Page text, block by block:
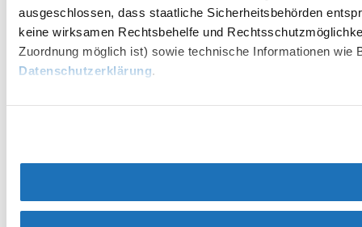
ausgeschlossen, dass staatliche Sicherheitsbehörden
keine wirksamen Rechtsbehelfe und
Zuordnung möglich ist) sowie technische Informationen
Datenschutzerklärung.